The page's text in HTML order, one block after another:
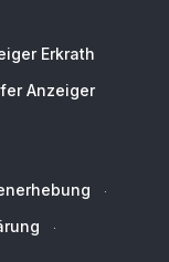
Erkrath
Anzeiger